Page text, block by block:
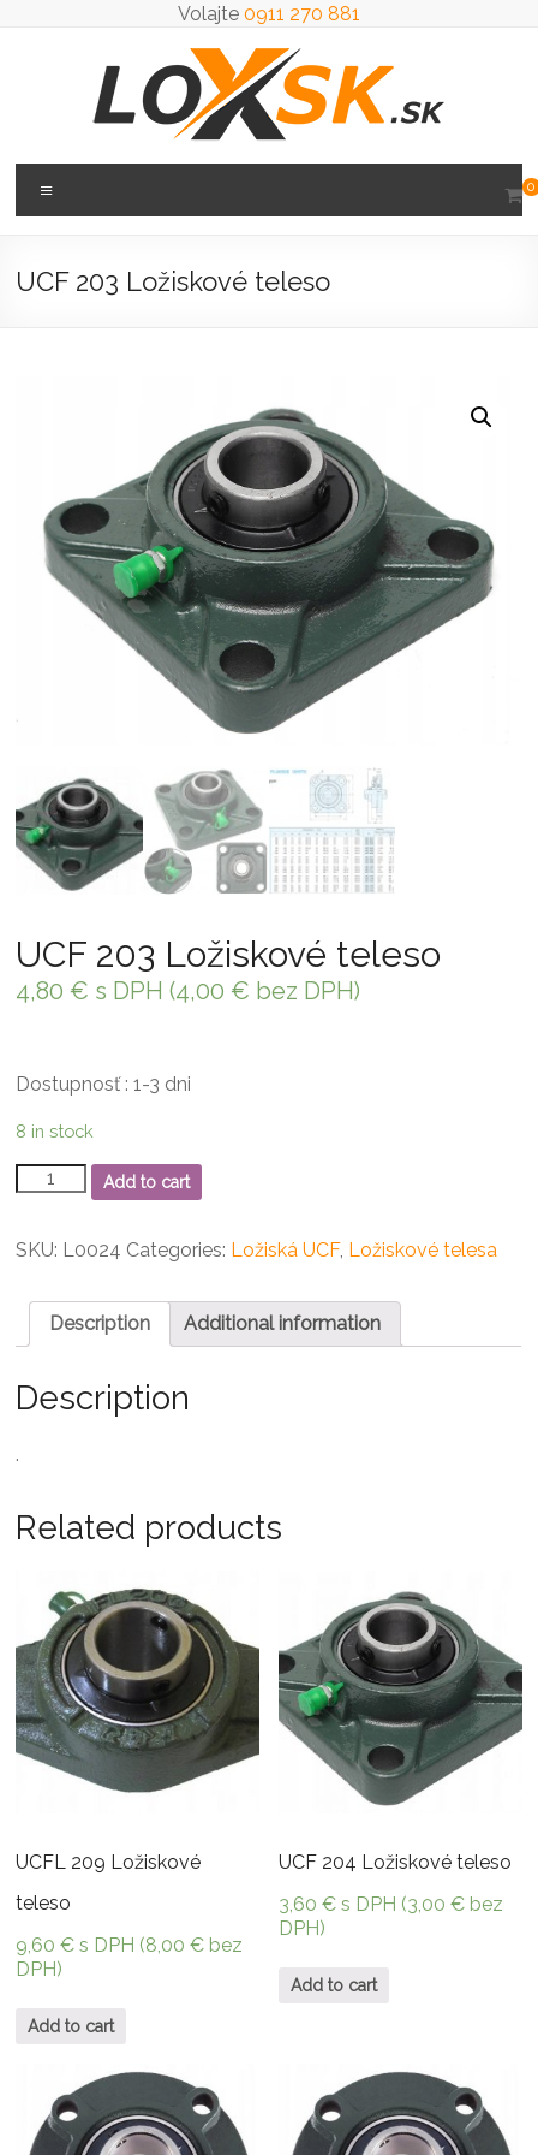
Volajte 0911 270 881
Loxsk
predaj
0
UCF 203 Ložiskové teleso
UCF 203 Ložiskové teleso
4,80 € s DPH (4,00 € bez DPH)
Dostupnosť : 1-3 dni
8 in stock
UCF
203
teleso
Add to cart
SKU: L0024 Categories: Ložiská UCF, Ložiskové telesa
Description Additional information
Description
.
Related products
UCFL 209 Ložiskové
teleso
9,60€ s DPH (8,00€ bez
DPH)
Add to cart
UCF 204 Ložiskové teleso
3,60€ s DPH (3,00€ bez
DPH)
Add to cart